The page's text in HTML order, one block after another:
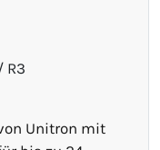
R3
Unitron mit